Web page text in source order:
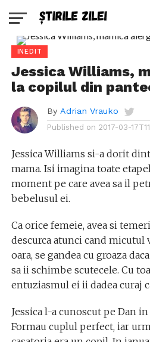
INEDIT
Jessica Williams,
la copilul din
By Adrian Vrauko
Published on 2017-03-
Jessica Williams si-a dorit
mama. Isi imagina toate
moment pe care avea sa il
bebelusul ei.
Ca orice femeie, avea si
descurca atunci cand micutul
oara, se gandea cu groaza
sa ii schimbe scutecele. Cu
entuziasmul ei ii dadea curaj
Jessica l-a cunoscut pe Dan
Formau cuplul perfect, iar